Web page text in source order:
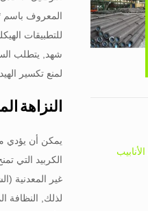
المعروف باسم
شهد, يتطلب
لمنع تكسير
النزاهة
غير المعدنية
لذلك, النظافة
الأنابيب